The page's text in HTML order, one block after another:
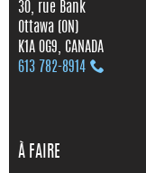
30, rue Bank
Ottawa (ON)
K1A 0G9, CANADA
613 782‑8914
À FAIRE